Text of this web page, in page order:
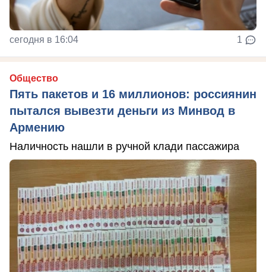
сегодня в 16:04 1
Общество
Пять пакетов и 16 миллионов: россиянин
пытался вывезти деньги из Минвод в
Армению
Наличность нашли в ручной клади пассажира